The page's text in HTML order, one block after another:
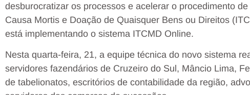
desburocratizar os processos e acelerar o procedimento
Causa Mortis e Doação de Quaisquer Bens ou Direitos
está implementando o sistema ITCMD Online.
Nesta quarta-feira, 21, a equipe técnica do novo sistema
servidores fazendários de Cruzeiro do Sul, Mâncio Lima,
de tabelionatos, escritórios de contabilidade da região,